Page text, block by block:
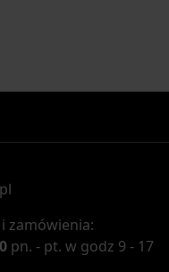
zamówienia:
pn. - pt. w godz 9 - 17